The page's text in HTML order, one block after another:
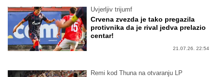
Uvjerljiv trijumf
Crvena zvezda je tako pregazila
protivnika da je rival jedva prelazio
centar!
21.07.26. 22:54
Remi kod Thuna na otvaranju LP